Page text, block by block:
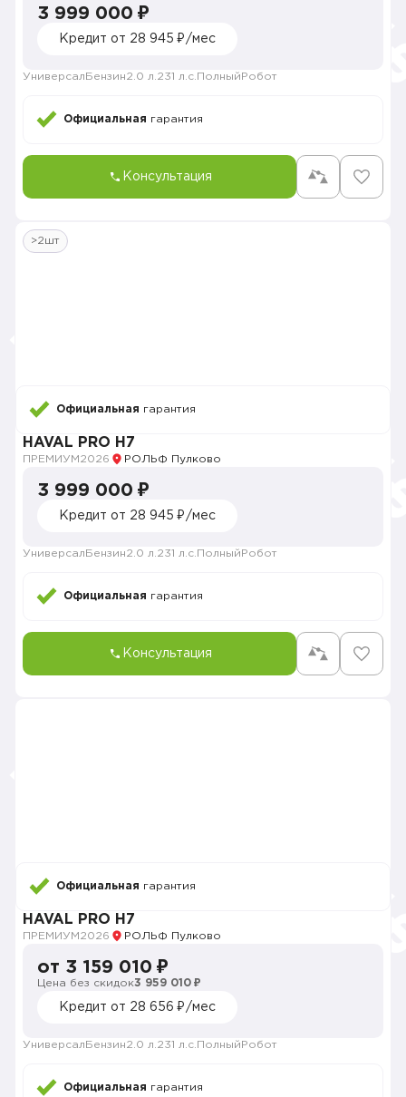
3 999 000 ₽
Кредит от 28 945 ₽/мес
Универсал Бензин2.0 л. 231 л.с. Полный Робот
Официальная гарантия
Консультация
>2шт
Официальная гарантия
HAVAL PRO H7
ПРЕМИУМ 2026 РОЛЬФ Пулково
3 999 000 ₽
Кредит от 28 945 ₽/мес
Универсал Бензин2.0 л. 231 л.с. Полный Робот
Официальная гарантия
Консультация
Официальная гарантия
HAVAL PRO H7
ПРЕМИУМ 2026 РОЛЬФ Пулково
от 3 159 010 ₽
Цена без скидок3 959 010 ₽
Кредит от 28 656 ₽/мес
Универсал Бензин2.0 л. 231 л.с. Полный Робот
Официальная гарантия